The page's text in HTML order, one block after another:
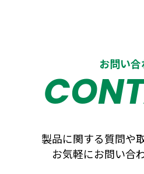
お問い合
製品に関する質問や
お気軽にお問い合